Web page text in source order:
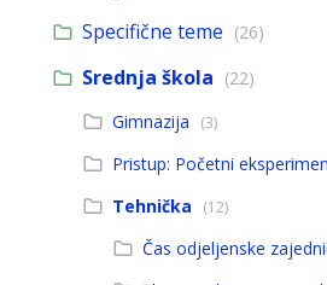
Specifične teme (26)
Srednja škola (22)
Gimnazija
(3)
Pristup: Početni
Tehnička (12)
Čas odjeljenske